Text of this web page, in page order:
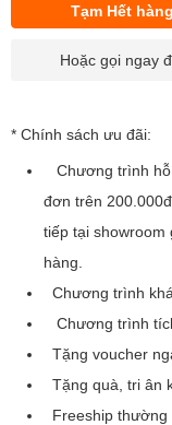
Tạm Hết hàng
Hoặc gọi ngay
* Chính sách ưu đãi:
Chương trình hỗ
đơn trên
tiếp tại showroom
hàng.
Chương trình
Chương trình
Tặng voucher
Tặng quà, tri ân
Freeship thường